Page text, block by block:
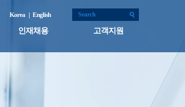
Korea | English
인재채용 고객지원